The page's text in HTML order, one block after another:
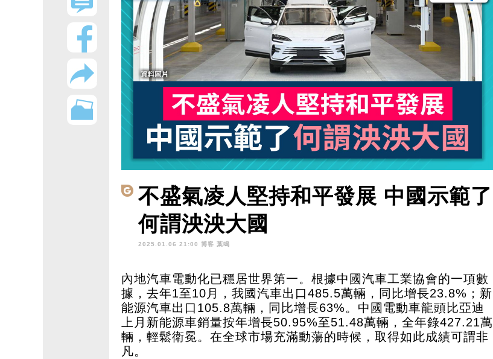
不盛氣凌人堅持和平發展 中國示範了
何謂泱泱大國
2025.01.06 21:00 博客 葉鳴
內地汽車電動化已穩居世界第一。根據中國汽車工業協會的一項數
據，去年1至10月，我國汽車出口485.5萬輛，同比增長23.8%；新
能源汽車出口105.8萬輛，同比增長63%。中國電動車龍頭比亞迪
上月新能源車銷量按年增長50.95%至51.48萬輛，全年錄427.21萬
輛，輕鬆衛冕。在全球市場充滿動蕩的時候，取得如此成績可謂非
凡。